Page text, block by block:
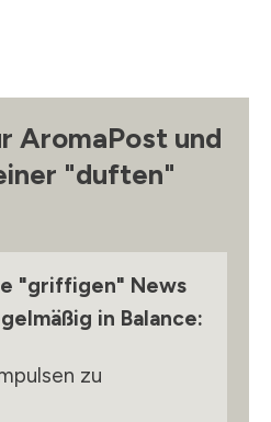
AromaPost und
"duften"
"griffigen" News
in Balance:
zu